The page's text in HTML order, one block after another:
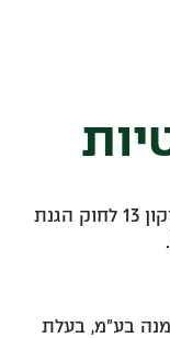
עודכן לאחרונה ביום 29.1.26 בהתאם לתיקון 13 לחוק הגנת
בע"מ, בעלת